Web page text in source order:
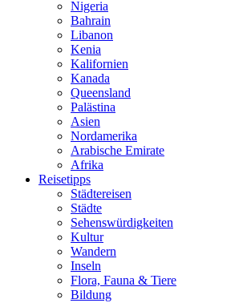
Nigeria
Bahrain
Libanon
Kenia
Kalifornien
Kanada
Queensland
Palästina
Asien
Nordamerika
Arabische Emirate
Afrika
Reisetipps
Städtereisen
Städte
Sehenswürdigkeiten
Kultur
Wandern
Inseln
Flora, Fauna & Tiere
Bildung